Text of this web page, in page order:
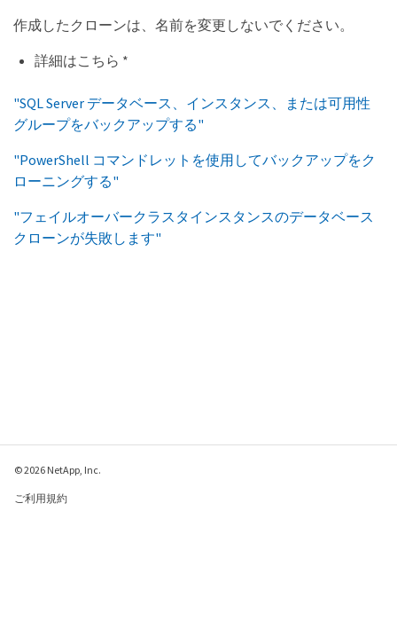
作成したクローンは、名前を変更しないでください。
詳細はこちら *
"SQL Server データベース、インスタンス、または可用性
グループをバックアップする"
"PowerShell コマンドレットを使用してバックアップをク
ローニングする"
"フェイルオーバークラスタインスタンスのデータベース
クローンが失敗します"
© 2026 NetApp, Inc.
ご利用規約